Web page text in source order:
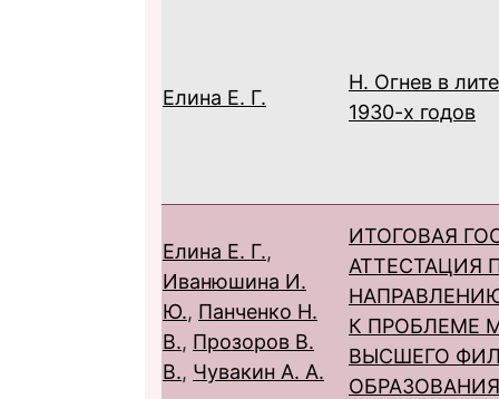
Елина Е. Г.
Н. Огнев в
1930-х годов
Елина Е. Г.,
Иванюшина И.
Ю., Панченко Н.
В., Прозоров В.
В., Чувакин А. А.
ИТОГОВАЯ
АТТЕСТАЦИЯ
К ПРОБЛЕМЕ
ВЫСШЕГО
ОБРАЗОВАНИЯ